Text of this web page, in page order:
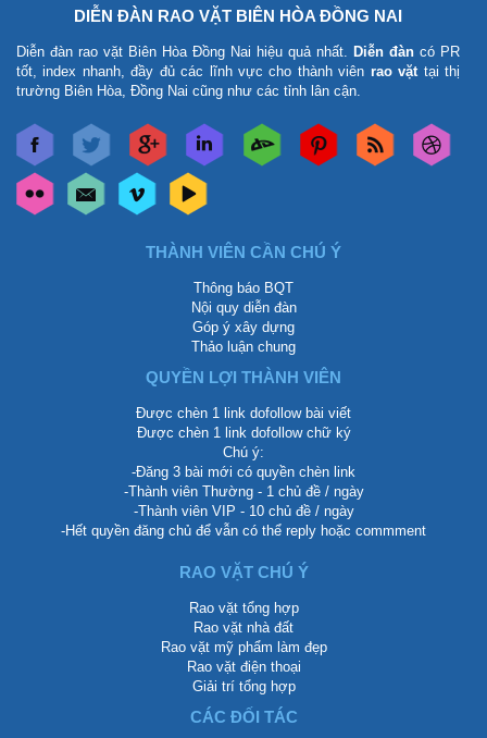
DIỄN ĐÀN RAO VẶT BIÊN HÒA ĐỒNG NAI
Diễn đàn rao vặt Biên Hòa Đồng Nai hiệu quả nhất. Diễn đàn có PR
tốt, index nhanh, đầy đủ các lĩnh vực cho thành viên rao vặttại thị
trường Biên Hòa, Đồng Nai cũng như các tỉnh lân cận.
THÀNH VIÊN CẦN CHÚ Ý
Thông báo BQT
Nội quy diễn đàn
Góp ý xây dựng
Thảo luận chung
QUYỀN LỢI THÀNH VIÊN
Được chèn 1 link dofollow bài viết
Được chèn 1 link dofollow chữ ký
Chú ý:
-Đăng 3 bài mới có quyền chèn link
-Thành viên Thường - 1 chủ đề / ngày
-Thành viên VIP - 10 chủ đề / ngày
-Hết quyền đăng chủ để vẫn có thể reply hoặc commment
RAO VẶT CHÚ Ý
Rao vặt tổng hợp
Rao vặt nhà đất
Rao vặt mỹ phẩm làm đẹp
Rao vặt điện thoại
Giải trí tổng hợp
CÁC ĐỐI TÁC